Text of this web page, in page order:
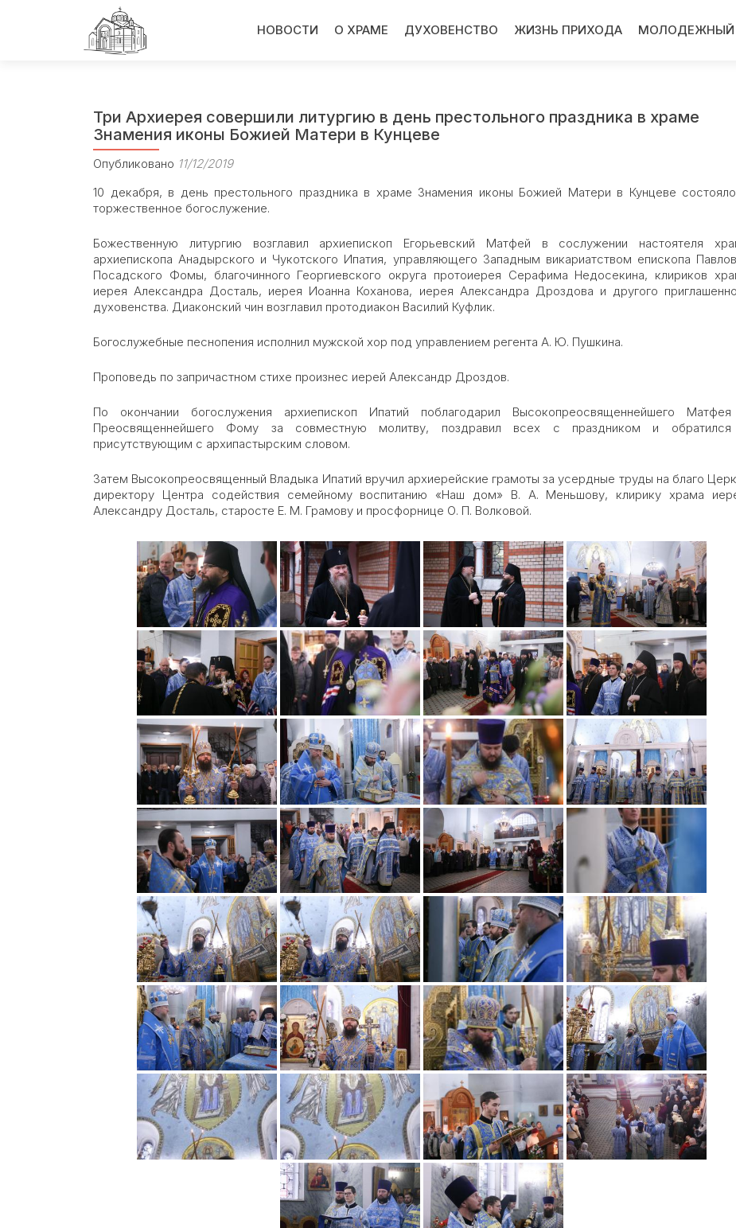
кНОВОСТИ О ХРАМЕ ДУХОВЕНСТВО ЖИЗНЬ ПРИХОДА МОЛОДЕЖНЫЙ
Три Архиерея совершили литургию в день престольного праздника в храме
Знамения иконы Божией Матери в Кунцеве
Опубликовано 11/12/2019
10 декабря, в день престольного праздника в храме Знамения иконы Божией Матери в Кунцеве
торжественное богослужение.
Божественную литургию возглавил архиепископ Егорьевский Матфей в сослужении настоятеля
архиепископа Анадырского и Чукотского Ипатия, управляющего Западным викариатством епископа
Посадского Фомы, благочинного Георгиевского округа протоиерея Серафима Недосекина, клириков
иерея Александра Досталь, иерея Иоанна Коханова, иерея Александра Дроздова и другого
духовенства. Диаконский чин возглавил протодиакон Василий Куфлик.
Богослужебные песнопения исполнил мужской хор под управлением регента А. Ю. Пушкина.
Проповедь по запричастном стихе произнес иерей Александр Дроздов.
По окончании богослужения архиепископ Ипатий поблагодарил Высокопреосвященнейшего
Преосвященнейшего Фому за совместную молитву, поздравил всех с праздником и
присутствующим с архипастырским словом.
Затем Высокопреосвященный Владыка Ипатий вручил архиерейские грамоты за усердные труды на благо
директору Центра содействия семейному воспитанию «Наш дом» В. А. Меньшову, клирику храма
Александру Досталь, старосте Е. М. Грамову и просфорнице О. П. Волковой.